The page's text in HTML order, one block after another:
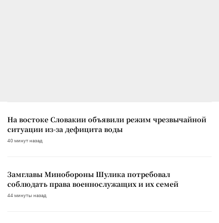
На востоке Словакии объявили режим чрезвычайной
ситуации из-за дефицита воды
40 минут назад
Замглавы Минобороны Шулика потребовал
соблюдать права военнослужащих и их семей
44 минуты назад